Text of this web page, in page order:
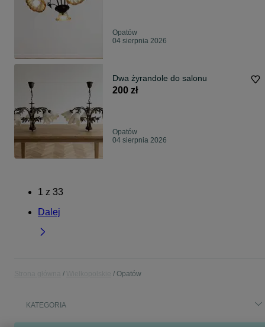
Opatów
04 sierpnia 2026
Dwa żyrandole do salonu
200 zł
Opatów
04 sierpnia 2026
1 z 33
Dalej
Opatów
KATEGORIA